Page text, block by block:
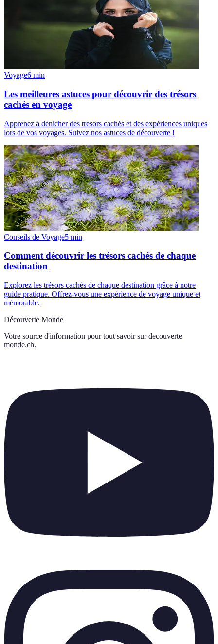
Voyage6 min
Les meilleures astuces pour découvrir des trésors
cachés en voyage
Apprenez à dénicher des trésors cachés et des expériences uniques
lors de vos voyages. Suivez nos astuces de découverte !
Conseils de Voyage5 min
Comment découvrir les trésors cachés de chaque
destination
Explorez les trésors cachés de chaque destination grâce à notre
guide pratique. Offrez-vous une expérience de voyage unique et
mémorable.
Découverte Monde
Votre source d'information pour tout savoir sur decouverte
monde.ch.